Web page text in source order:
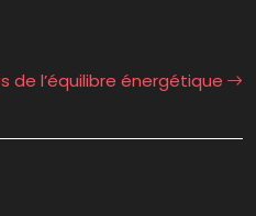
de l’équilibre énergétique